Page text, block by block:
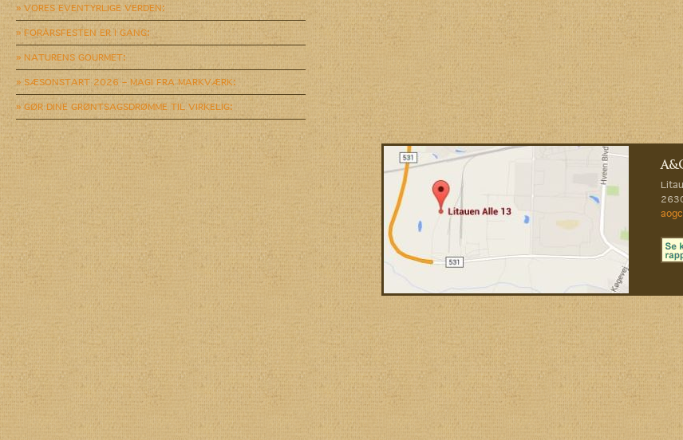
» VORES EVENTYRLIGE VERDEN:
» FORÅRSFESTEN ER I GANG:
» NATURENS GOURMET:
» SÆSONSTART 2026 – MAGI FRA MARKVÆRK:
» GØR DINE GRØNTSAGSDRØMME TIL VIRKELIG: